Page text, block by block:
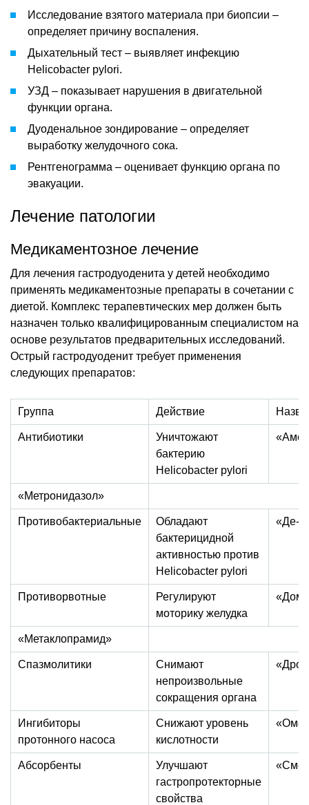
Исследование взятого материала при биопсии –
определяет причину воспаления.
Дыхательный тест – выявляет инфекцию
Helicobacter pylori.
УЗД – показывает нарушения в двигательной
функции органа.
Дуоденальное зондирование – определяет
выработку желудочного сока.
Рентгенограмма – оценивает функцию органа по
эвакуации.
Лечение патологии
Медикаментозное лечение
Для лечения гастродуоденита у детей необходимо
применять медикаментозные препараты в сочетании с
диетой. Комплекс терапевтических мер должен быть
назначен только квалифицированным специалистом на
основе результатов предварительных исследований.
Острый гастродуоденит требует применения
следующих препаратов:
Группа Действие
Антибиотики
Уничтожают
бактерию
Helicobacter pylori
«Метронидазол»
Противобактериальные
Обладают
бактерицидной
активностью против
Helicobacter pylori
«Де-
Противорвотные
Регулируют
моторику желудка
«Метаклопрамид»
Спазмолитики
Снимают
непроизвольные
сокращения органа
Ингибиторы
протонного насоса
Снижают уровень
кислотности
Абсорбенты
Улучшают
гастропротекторные
свойства